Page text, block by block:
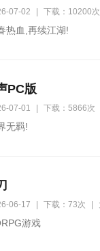
07-02 下载：10200次
热血,再续江湖!
PC版
07-01 下载：5866次
无羁!
06-17 下载：73次
游戏